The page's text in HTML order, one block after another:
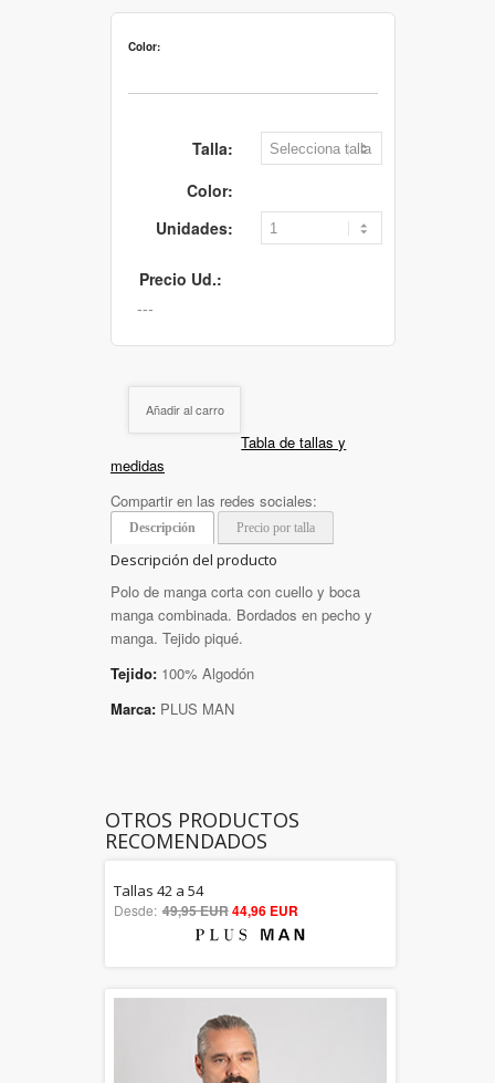
Color:
Talla:
Color:
Unidades:
Precio Ud.:
Añadir al carro
Tabla de tallas y
medidas
Compartir en las redes sociales:
Descripción Precio por talla
Descripción del producto
Polo de manga corta con cuello y boca
manga combinada. Bordados en pecho y
manga. Tejido piqué.
Tejido: 100% Algodón
Marca: PLUS MAN
OTROS PRODUCTOS
RECOMENDADOS
5.00
out of 5
Tallas 42 a 54
Desde: 49,95 EUR44,96 EUR